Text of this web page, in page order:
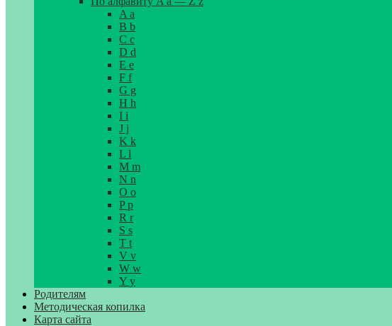
A a
B b
C c
D d
E e
F f
G g
H h
I i
J j
K k
L l
M m
N n
O o
P p
R r
S s
T t
V v
W w
Y y
Родителям
Методическая копилка
Карта сайта